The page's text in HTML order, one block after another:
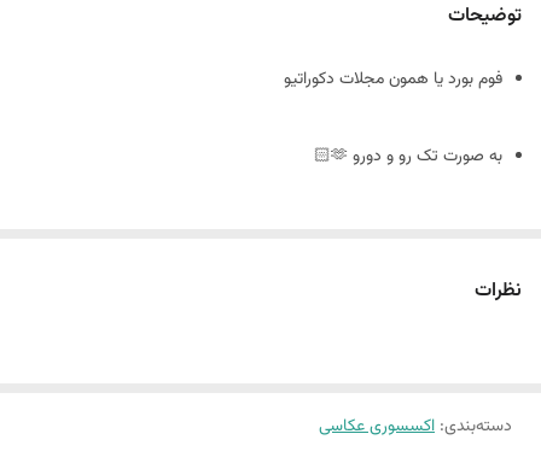
توضیحات
فوم بورد یا همون مجلات دکوراتیو
به صورت تک رو و دورو 🫶🏻
نظرات
دسته‌بندی: اکسسوری عکاسی